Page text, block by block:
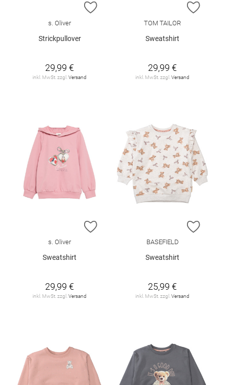
ZUR WUNSCHLISTE HINZUFÜGEN
s. Oliver
Strickpullover
29,99 €
inkl. MwSt. zzgl. Versand
ZUR
TOM TAILOR
Sweatshirt
29,99 €
inkl. MwSt. zzgl. Versand
ZUR WUNSCHLISTE HINZUFÜGEN
s. Oliver
Sweatshirt
29,99 €
inkl. MwSt. zzgl.Versand
ZUR
BASEFIELD
Sweatshirt
25,99 €
inkl. MwSt. zzgl.Versand